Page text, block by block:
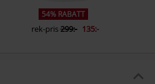
54% RABATT
rek-pris299:- 135:-